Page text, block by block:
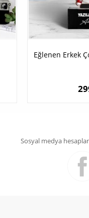
Eğlenen Erkek
Sosyal medya